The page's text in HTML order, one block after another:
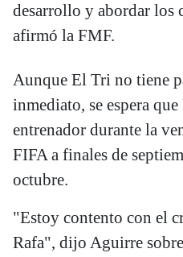
desarrollo y abordar los
afirmó la FMF.
Aunque El Tri no tiene
inmediato, se espera
entrenador durante la
FIFA a finales de
octubre.
"Estoy contento con el
Rafa", dijo Aguirre